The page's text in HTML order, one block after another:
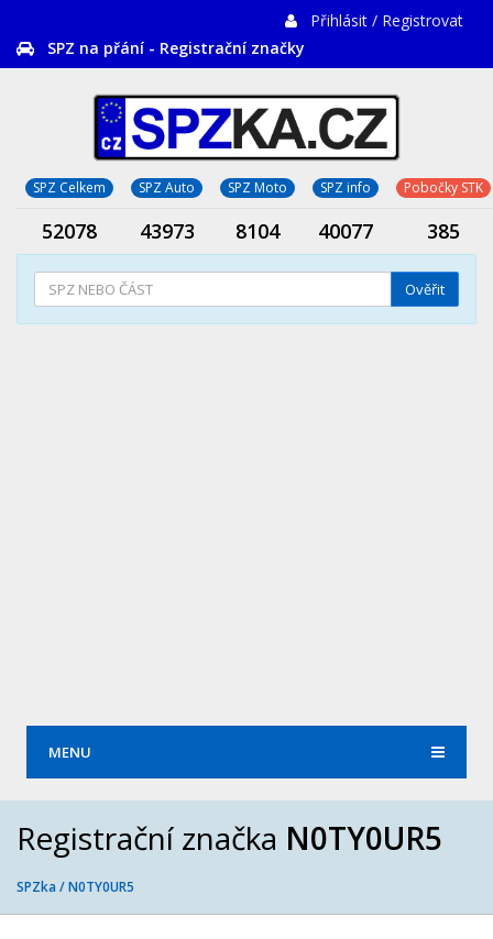
Přihlásit / Registrovat
SPZ na přání - Registrační značky
SPZ Celkem SPZ Auto SPZ Moto SPZ info Pobočky STK
52078 43973 8104 40077 385
Ověřit
MENU
Registrační značka N0TY0UR5
SPZka /N0TY0UR5